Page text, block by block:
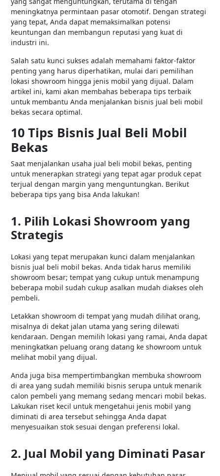
meningkatnya permintaan pasar otomotif. Dengan strategi
yang tepat, Anda dapat memaksimalkan potensi
keuntungan dan membangun reputasi yang kuat di
industri ini.
Salah satu kunci sukses adalah memahami faktor-faktor
penting yang harus diperhatikan, mulai dari pemilihan
lokasi showroom hingga jenis mobil yang dijual. Dalam
artikel ini, kami akan membahas beberapa tips terbaik
untuk membantu Anda menjalankan bisnis jual beli mobil
bekas secara optimal.
10 Tips Bisnis Jual Beli Mobil
Bekas
Saat menjalankan usaha jual beli mobil bekas, penting
untuk menerapkan strategi yang tepat agar produk cepat
terjual dengan margin yang menguntungkan. Berikut
beberapa tips yang bisa Anda lakukan!
1. Pilih Lokasi Showroom yang
Strategis
Lokasi yang tepat merupakan kunci dalam menjalankan
bisnis jual beli mobil bekas. Anda tidak harus memiliki
showroom besar; tempat yang cukup untuk menampung
beberapa mobil sudah cukup asalkan mudah diakses oleh
pembeli.
Letakkan showroom di tempat yang mudah dilihat orang,
misalnya di dekat jalan utama yang sering dilewati
kendaraan. Dengan memilih lokasi yang ramai, Anda dapat
meningkatkan peluang orang datang ke showroom untuk
melihat mobil yang dijual.
Anda juga bisa mempertimbangkan membuka showroom
di area yang sudah memiliki bisnis serupa untuk menarik
calon pembeli yang memang sedang mencari mobil bekas.
Lakukan riset kecil untuk mengetahui jenis mobil yang
diminati di area tersebut sehingga Anda dapat
menyesuaikan stok sesuai dengan preferensi lokal.
2. Jual Mobil yang Diminati Pasar